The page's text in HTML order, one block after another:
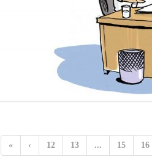
« ‹ 12 13 ... 15 16